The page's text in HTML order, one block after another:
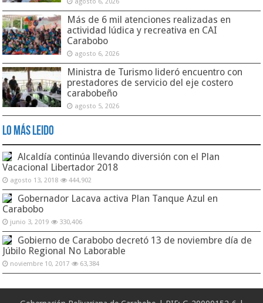
Más de 6 mil atenciones realizadas en
actividad lúdica y recreativa en CAI
Carabobo
agosto 6, 2026
Ministra de Turismo lideró encuentro con
prestadores de servicio del eje costero
carabobeño
agosto 5, 2026
Lo Más Leido
Alcaldía continúa llevando diversión con el Plan
Vacacional Libertador 2018
agosto 13, 2018 444,902
Gobernador Lacava activa Plan Tanque Azul en
Carabobo
junio 3, 2019 330,406
Gobierno de Carabobo decretó 13 de noviembre día de
Júbilo Regional No Laborable
noviembre 10, 2017 63,384